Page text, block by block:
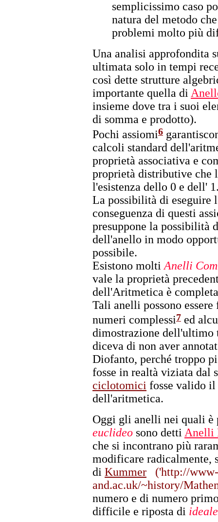
semplicissimo caso
natura del metodo
problemi molto più
Una analisi approfondita
ultimata solo in tempi
così dette strutture
importante quella di
insieme dove tra i suoi
di somma e prodotto).
Pochi assiomi6
calcoli standard
proprietà associativa e
proprietà distributive che
l'esistenza dello 0 e dell'
La possibilità di eseguire
conseguenza di questi
presuppone la possibilità
dell'anello in modo
possibile.
Esistono molti Anelli
vale la proprietà
dell'Aritmetica è
Tali anelli possono
numeri complessi7 ed
dimostrazione dell'ultimo
diceva di non aver
Diofanto, perché troppo
fosse in realtà viziata dal
ciclotomici fosse valido il
dell'aritmetica.
Oggi gli anelli nei quali
euclideo sono detti Anelli
che si incontrano più
modificare radicalmente,
di Kummer
('http://
and.ac.uk/~history/
numero e di numero
difficile e riposta di ideale